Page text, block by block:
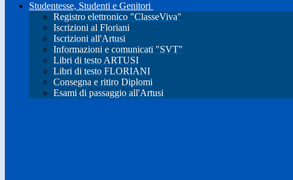
Studentesse, Studenti e Genitori
Registro elettronico "ClasseViva"
Iscrizioni al Floriani
Iscrizioni all'Artusi
Informazioni e comunicati "SVT"
Libri di testo ARTUSI
Libri di testo FLORIANI
Consegna e ritiro Diplomi
Esami di passaggio all'Artusi